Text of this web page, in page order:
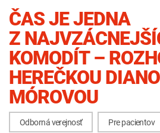
Genetika Covid-19 Žiadanky
Výsledky vyšetrení
INTOLERANCIA POTRAVÍN
ČAS JE JEDNA
Z
KOMODÍT –
HEREČKOU
MÓROVOU
Odborná verejnosť Pre pacientov